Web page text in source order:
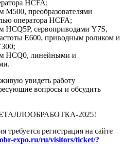
HCFA;
М500, преобразователями
оператора HCFA;
HCQ5P, сервоприводами Y7S,
E600, приводным роликом и
HCQ0, линейными и
увидеть работу
вопросы и обсудить
2025!
требуется регистрация на сайте
expo.ru/ru/visitors/ticket/?